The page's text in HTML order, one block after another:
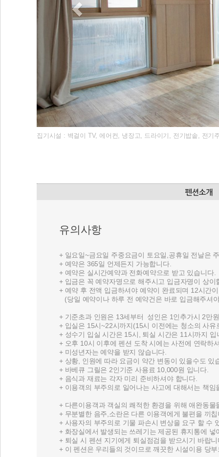
집기시설 : 벽걸이 TV, 에어컨, 냉장고, 드라이기, 전기밥솥, 전
유의사항
+ 일요일~금요일 주중요금이 토요일,공휴일 전날은
+ 예약은 365일 언제든지 가능합니다.
+ 예약은 실시간예약과 전화예약으로 받고 있습니다.
+ 입금은 꼭 예약자명으로 해주시고 입금자명이 상
+ 예약 후 전액 입금하셔야 예약이 완료되며 12시간
(당일 예약이나 하루 전 예약건은 바로 입금해주셔
+ 기준초과 인원은 13세부터 성인은 1인추가시 2만
+ 입실은 15시~22시까지(15시 이전에는 청소의 사
+ 성수기 입실 시간은 15시, 퇴실 시간은 11시까지 입
+ 오후 10시 이후에 펜션 도착 시에는 사전에 연락하
+ 미성년자는 예약을 받지 않습니다.
+ 상황, 인원에 따라 요금이 약간 변동이 있을수도 있
+ 바베큐 그릴은 2인기준 사용료 10,000원 입니다.
+ 음식과 재료는 각자 미리 준비하셔야 합니다.
+ 이용객의 부주의로 일어나는 사고에 대해서는 책임
+ 다른이용객과 객실의 쾌적한 환경을 위해 애완동
+ 무분별한 음주,소란은 다른 이용객에게 불편을 끼
+ 사용자의 부주의로 기물 파손시 변상을 요구 할 수
+ 화장실에서 발생되는 쓰레기는 제공된 휴지통에 넣
+ 퇴실 시 펜션 지기에게 퇴실점검을 받으시기 바랍니
+ 이 펜션은 우리들의 것이므로 깨끗한 시설이용 당